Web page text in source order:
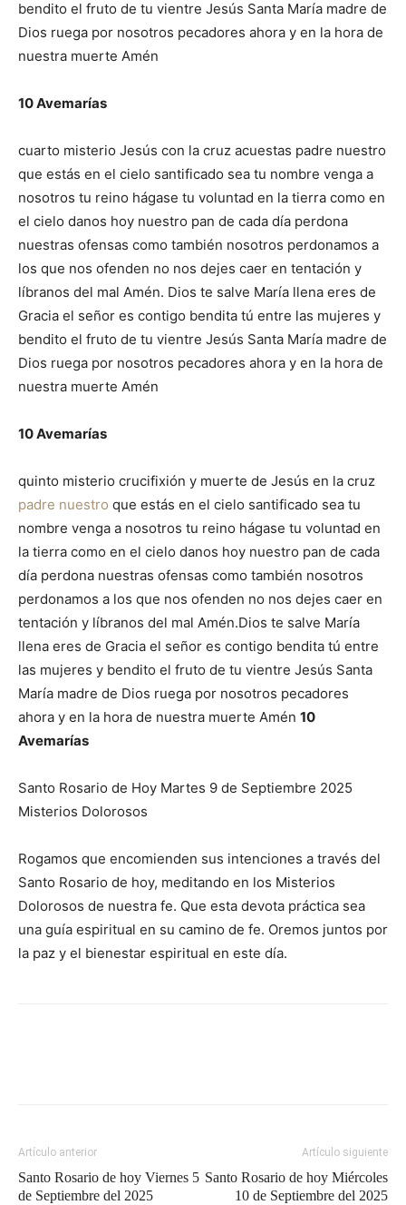
bendito el fruto de tu vientre Jesús Santa María madre de
Dios ruega por nosotros pecadores ahora y en la hora de
nuestra muerte Amén
10 Avemarías
cuarto misterio Jesús con la cruz acuestas padre nuestro
que estás en el cielo santificado sea tu nombre venga a
nosotros tu reino hágase tu voluntad en la tierra como en
el cielo danos hoy nuestro pan de cada día perdona
nuestras ofensas como también nosotros perdonamos a
los que nos ofenden no nos dejes caer en tentación y
líbranos del mal Amén. Dios te salve María llena eres de
Gracia el señor es contigo bendita tú entre las mujeres y
bendito el fruto de tu vientre Jesús Santa María madre de
Dios ruega por nosotros pecadores ahora y en la hora de
nuestra muerte Amén
10 Avemarías
quinto misterio crucifixión y muerte de Jesús en la cruz
padre nuestro que estás en el cielo santificado sea tu
nombre venga a nosotros tu reino hágase tu voluntad en
la tierra como en el cielo danos hoy nuestro pan de cada
día perdona nuestras ofensas como también nosotros
perdonamos a los que nos ofenden no nos dejes caer en
tentación y líbranos del mal Amén.Dios te salve María
llena eres de Gracia el señor es contigo bendita tú entre
las mujeres y bendito el fruto de tu vientre Jesús Santa
María madre de Dios ruega por nosotros pecadores
ahora y en la hora de nuestra muerte Amén 10
Avemarías
Santo Rosario de Hoy Martes 9 de Septiembre 2025
Misterios Dolorosos
Rogamos que encomienden sus intenciones a través del
Santo Rosario de hoy, meditando en los Misterios
Dolorosos de nuestra fe. Que esta devota práctica sea
una guía espiritual en su camino de fe. Oremos juntos por
la paz y el bienestar espiritual en este día.
Artículo anterior
Santo Rosario de hoy Viernes 5
de Septiembre del 2025
Artículo siguiente
Santo Rosario de hoy Miércoles
10 de Septiembre del 2025